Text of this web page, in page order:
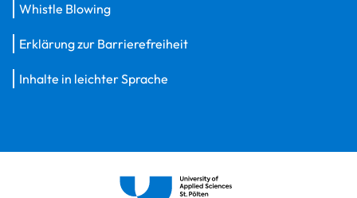
Whistle Blowing
Erklärung zur Barrierefreiheit
Inhalte in leichter Sprache